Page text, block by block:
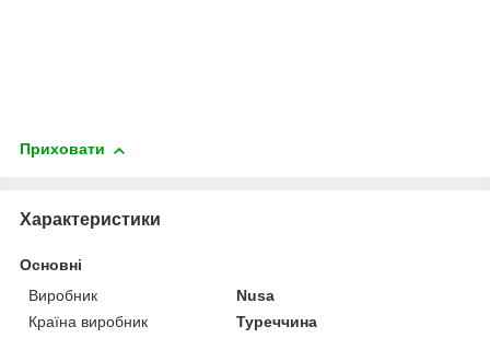
Приховати
Характеристики
Основні
Виробник
Nusa
Країна виробник
Туреччина